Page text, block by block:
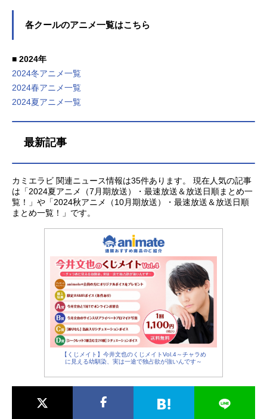
各クールのアニメ一覧はこちら
■ 2024年
2024冬アニメ一覧
2024春アニメ一覧
2024夏アニメ一覧
最新記事
カミエラビ 関連ニュース情報は35件あります。 現在人気の記事
は「2024夏アニメ（7月期放送）・最速放送＆放送日順まとめ一
覧！」や「2024秋アニメ（10月期放送）・最速放送＆放送日順
まとめ一覧！」です。
【くじメイト】今井文也のくじメイトVol.4～チャラめ
に見える幼馴染、実は一途で独占欲が強いんです～